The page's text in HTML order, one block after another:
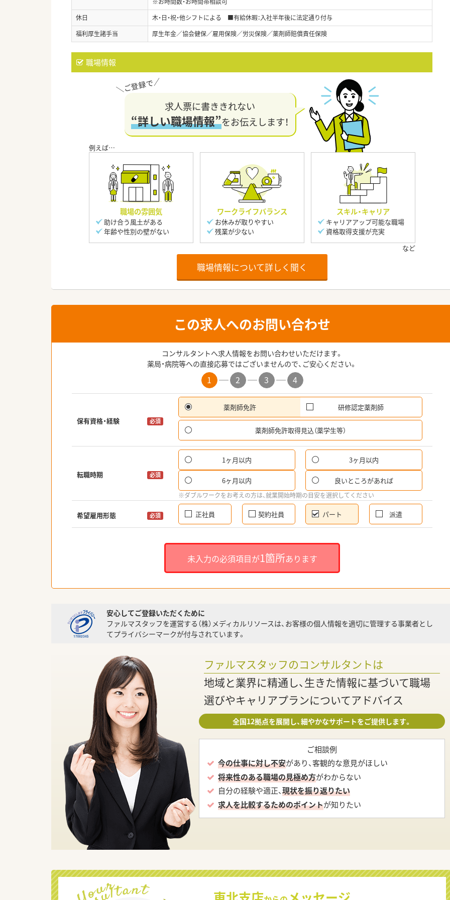
休日
木・日・祝・他シフトによる ■有給休暇：入社半年後に法定通り付与
福利厚生諸手当
厚生年金／協会健保／雇用保険／労災保険／薬剤師賠償責任保険
職場情報
求人票に書ききれない
“詳しい職場情報”をお伝えします！
職場の雰囲気
助け合う風土がある
年齢や性別の壁がない
ワークライフバランス
お休みが取りやすい
残業が少ない
スキル・キャリア
キャリアアップ可能な職場
資格取得支援が充実
職場情報について詳しく聞く
この求人へのお問い合わせ
コンサルタントへ求人情報をお問い合わせいただけます。
薬局・病院等への直接応募ではございませんので、ご安心ください。
1 2 3 4
保有資格・経験 必須
薬剤師免許 研修認定薬剤師
薬剤師免許取得見込（薬学生等）
転職時期 必須
1ヶ月以内 3ヶ月以内
6ヶ月以内 良いところがあれば
※ダブルワークをお考えの方は、就業開始時期の目安を選択してください
希望雇用形態 必須 正社員 契約社員 パート 派遣
未入力の必須項目が1箇所あります
安心してご登録いただくために
ファルマスタッフを運営する（株）メディカルリソースは、お客様の個人情報を適切に管理する事業者とし
てプライバシーマークが付与されています。
ファルマスタッフのコンサルタントは
地域と業界に精通し、生きた情報に基づいて職場
選びやキャリアプランについてアドバイス
全国12拠点を展開し、細やかなサポートをご提供します。
ご相談例
今の仕事に対し不安があり、客観的な意見がほしい
将来性のある職場の見極め方がわからない
自分の経験や適正、現状を振り返りたい
求人を比較するためのポイントが知りたい